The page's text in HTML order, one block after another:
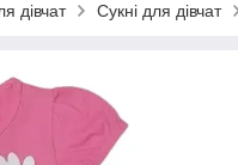
дівчат Сукні для дівчат